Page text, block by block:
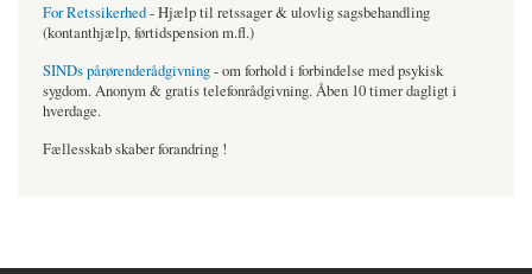
For Retssikerhed- Hjælp til retssager & ulovlig sagsbehandling
(kontanthjælp, førtidspension m.fl.)
SINDs pårørenderådgivning- om forhold i forbindelse med psykisk
sygdom. Anonym & gratis telefonrådgivning. Åben 10 timer dagligt i
hverdage.
Fællesskab skaber forandring !